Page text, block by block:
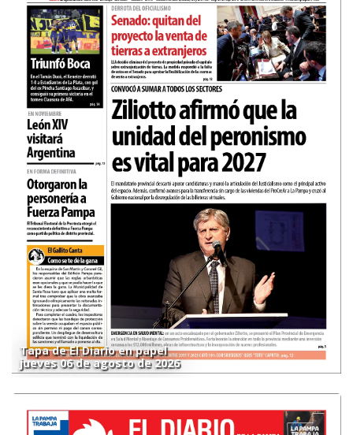
Tapa de El Diario en papel
jueves 06 de agosto de 2026